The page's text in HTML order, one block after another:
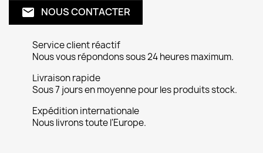
email NOUS CONTACTER
Service client réactif
Nous vous répondons sous 24 heures maximum.
Livraison rapide
Sous 7 jours en moyenne pour les produits stock.
Expédition internationale
Nous livrons toute l'Europe.